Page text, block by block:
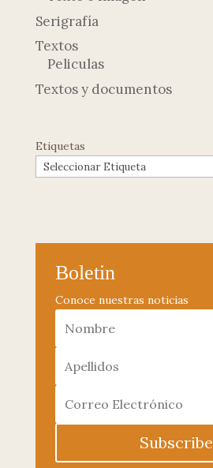
Serigrafía
Textos
Peliculas
Textos y documentos
Etiquetas
Boletin
Conoce nuestras noticias
Subscribe